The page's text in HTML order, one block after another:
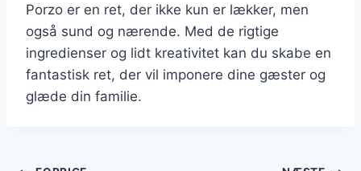
Porzo er en ret, der ikke kun er lækker, men
også sund og nærende. Med de rigtige
ingredienser og lidt kreativitet kan du skabe en
fantastisk ret, der vil imponere dine gæster og
glæde din familie.